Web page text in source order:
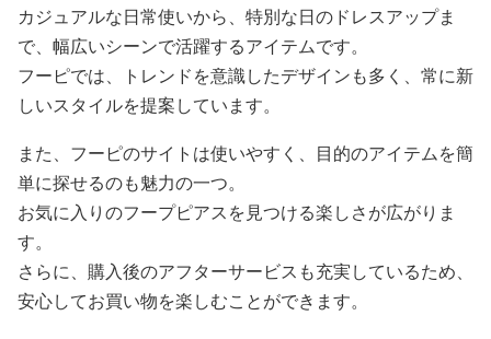
カジュアルな日常使いから、特別な日のドレスアップま
で、幅広いシーンで活躍するアイテムです。
フーピでは、トレンドを意識したデザインも多く、常に新
しいスタイルを提案しています。
また、フーピのサイトは使いやすく、目的のアイテムを簡
単に探せるのも魅力の一つ。
お気に入りのフープピアスを見つける楽しさが広がりま
す。
さらに、購入後のアフターサービスも充実しているため、
安心してお買い物を楽しむことができます。